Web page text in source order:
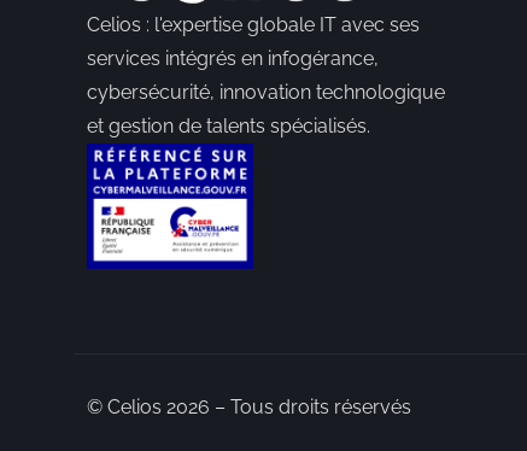
Celios : l'expertise globale IT avec ses
services intégrés en infogérance,
cybersécurité, innovation technologique
et gestion de talents spécialisés.
© Celios 2026 – Tous droits réservés